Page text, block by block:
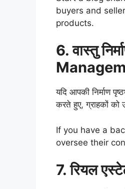
buyers and
products.
6. वास्तु
यदि आपकी निर्माण
करते हुए, ग्राहकों को
If you have a
oversee their
7. रियल